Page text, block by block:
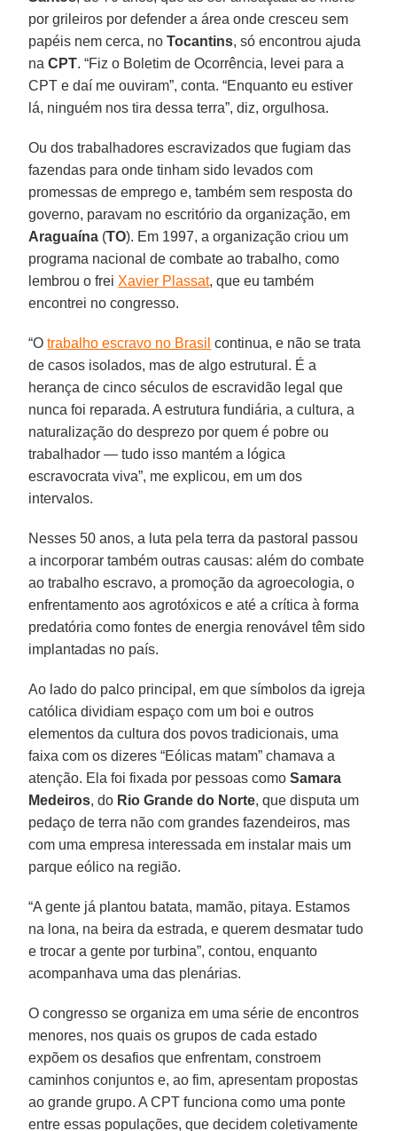
por grileiros por defender a área onde cresceu sem
papéis nem cerca, noTocantins, só encontrou ajuda
naCPT. “Fiz o Boletim de Ocorrência, levei para a
CPT e daí me ouviram”, conta. “Enquanto eu estiver
lá, ninguém nos tira dessa terra”, diz, orgulhosa.
Ou dos trabalhadores escravizados que fugiam das
fazendas para onde tinham sido levados com
promessas de emprego e, também sem resposta do
governo, paravam no escritório da organização, em
Araguaína (TO). Em 1997, a organização criou um
programa nacional de combate ao trabalho, como
lembrou o frei Xavier Plassat, que eu também
encontrei no congresso.
“Otrabalho escravo no Brasil continua, e não se trata
de casos isolados, mas de algo estrutural. É a
herança de cinco séculos de escravidão legal que
nunca foi reparada. A estrutura fundiária, a cultura, a
naturalização do desprezo por quem é pobre ou
trabalhador — tudo isso mantém a lógica
escravocrata viva”, me explicou, em um dos
intervalos.
Nesses 50 anos, a luta pela terra da pastoral passou
a incorporar também outras causas: além do combate
ao trabalho escravo, a promoção da agroecologia, o
enfrentamento aos agrotóxicos e até a crítica à forma
predatória como fontes de energia renovável têm sido
implantadas no país.
Ao lado do palco principal, em que símbolos da igreja
católica dividiam espaço com um boi e outros
elementos da cultura dos povos tradicionais, uma
faixa com os dizeres “Eólicas matam” chamava a
atenção. Ela foi fixada por pessoas comoSamara
Medeiros, do Rio Grande do Norte, que disputa um
pedaço de terra não com grandes fazendeiros, mas
com uma empresa interessada em instalar mais um
parque eólico na região.
“A gente já plantou batata, mamão, pitaya. Estamos
na lona, na beira da estrada, e querem desmatar tudo
e trocar a gente por turbina”, contou, enquanto
acompanhava uma das plenárias.
O congresso se organiza em uma série de encontros
menores, nos quais os grupos de cada estado
expõem os desafios que enfrentam, constroem
caminhos conjuntos e, ao fim, apresentam propostas
ao grande grupo. A CPT funciona como uma ponte
entre essas populações, que decidem coletivamente